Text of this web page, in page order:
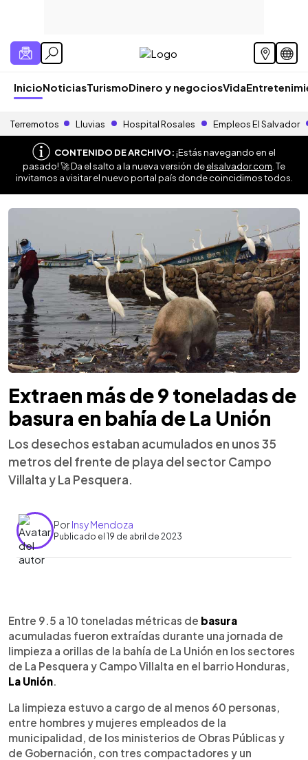
InicioNoticiasTurismoDinero y negociosVida
Terremotos Lluvias Hospital Rosales Empleos El Salvador
CONTENIDO DE ARCHIVO:¡Estás navegando en el
pasado! 🚀 Da el salto a la nueva versión deelsalvador.com . Te
invitamos a visitar el nuevo portal país donde coincidimos todos.
Extraen más de 9 toneladas de
basura en bahía de La Unión
Los desechos estaban acumulados en unos 35
metros del frente de playa del sector Campo
Villalta y La Pesquera.
PorInsy Mendoza
Publicado el 19 de abril de 2023
► Escuchar artículo
Entre 9.5 a 10 toneladas métricas de basura
acumuladas fueron extraídas durante una jornada de
limpieza a orillas de la bahía de La Unión en los sectores
de La Pesquera y Campo Villalta en el barrio Honduras,
La Unión
La limpieza estuvo a cargo de al menos 60 personas,
entre hombres y mujeres empleados de la
municipalidad, de los ministerios de Obras Públicas y
de Gobernación, con tres compactadores y un